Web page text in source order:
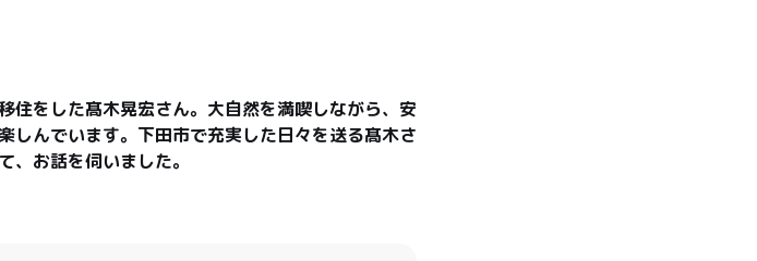
住をした髙木晃宏さん。大自然を満喫しながら、安
しんでいます。下田市で充実した日々を送る髙木さ
、お話を伺いました。